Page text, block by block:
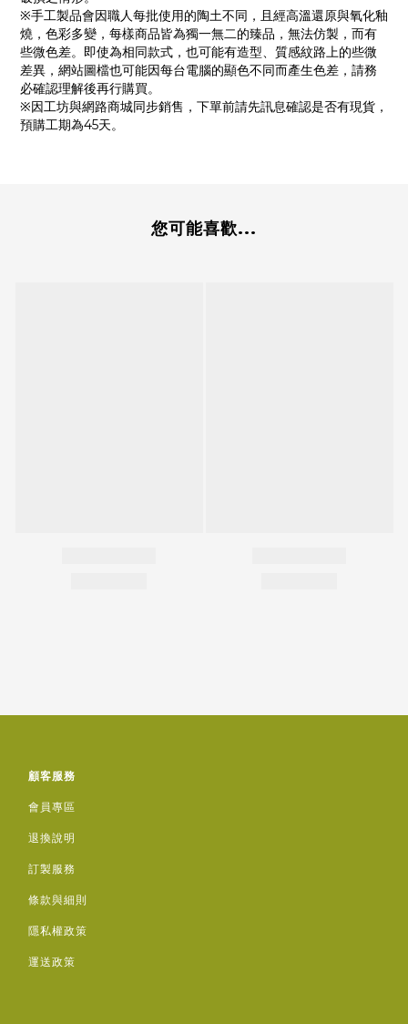
※手工製品會因職人每批使用的陶土不同，且經高溫還原與氧化釉
燒，色彩多變，每樣商品皆為獨一無二的臻品，無法仿製，而有
些微色差。即使為相同款式，也可能有造型、質感紋路上的些微
差異，網站圖檔也可能因每台電腦的顯色不同而產生色差，請務
必確認理解後再行購買。
※因工坊與網路商城同步銷售，下單前請先訊息確認是否有現貨，
預購工期為45天。
您可能喜歡...
顧客服務
會員專區
退換說明
訂製服務
條款與細則
隱私權政策
運送政策